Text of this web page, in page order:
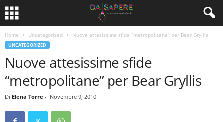
Home Uncategorized Nuove attesissime sfide “metropolitane” per Bear Gryllis
UNCATEGORIZED
Nuove attesissime sfide
“metropolitane” per Bear Gryllis
Di Elena Torre - Novembre 9, 2010